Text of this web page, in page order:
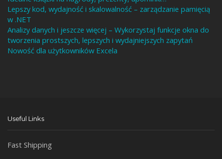
Lepszy kod, wydajność i skalowalność – zarządzanie pamięcią
w .NET
Analizy danych i jeszcze więcej – Wykorzystaj funkcje okna do
tworzenia prostszych, lepszych i wydajniejszych zapytań
Nowość dla użytkowników Excela
Useful Links
Fast Shipping